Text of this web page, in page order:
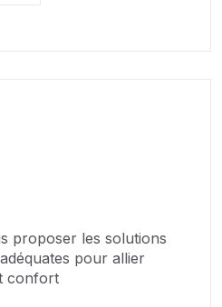
proposer les solutions
pour allier
confort